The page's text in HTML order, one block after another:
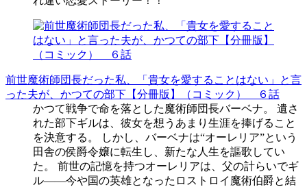
前世魔術師団長だった私、「貴女を愛することはない」と言
った夫が、かつての部下【分冊版】（コミック） ６話
かつて戦争で命を落とした魔術師団長バーベナ。 遺さ
れた部下ギルは、彼女を想うあまり生涯を捧げること
を決意する。 しかし、バーベナは“オーレリア”という
田舎の侯爵令嬢に転生し、新たな人生を謳歌してい
た。 前世の記憶を持つオーレリアは、父の計らいでギ
ル――今や国の英雄となったロストロイ魔術伯爵と結